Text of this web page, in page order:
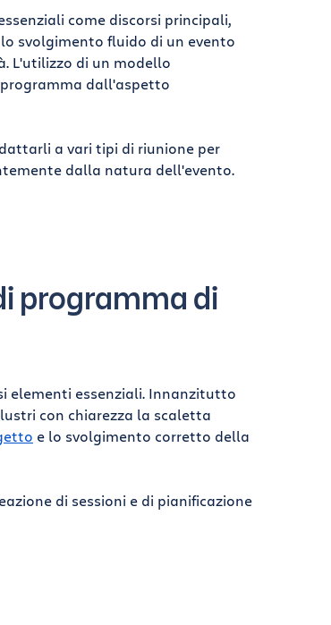
come discorsi principali,
svolgimento fluido di un evento
L'utilizzo di un modello
dall'aspetto
a vari tipi di riunione per
dalla natura dell'evento.
programma di
elementi essenziali. Innanzitutto
con chiarezza la scaletta
e lo svolgimento corretto della
di sessioni e di pianificazione